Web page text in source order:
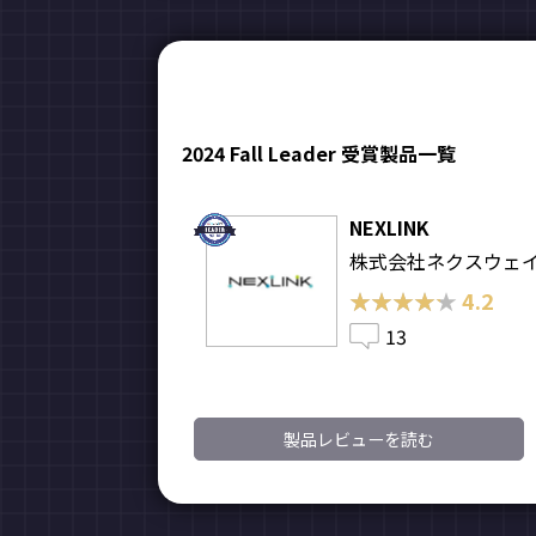
2024 Fall Leader 受賞製品一覧
NEXLINK
株式会社ネクスウェ
★★★★★
★★★★★4.2
13
製品レビューを読む